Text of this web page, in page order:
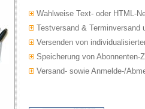
Wahlweise Text- oder HTML-
Testversand & Terminversand
Versenden von
Speicherung von Abonnenten-
Versand- sowie Anmelde-/